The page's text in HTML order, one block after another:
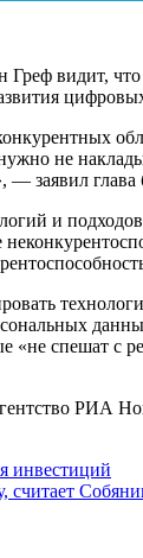
видит, что
не
заявил
и
спешат с
РИА
инвестиций
считает